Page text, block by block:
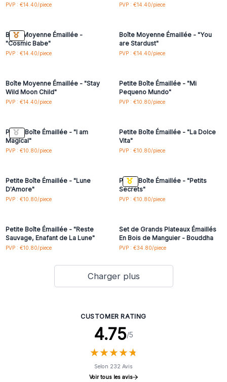
PVP : €14.40/piece PVP : €14.40/piece
Connectez-vous ou
Boîte Moyenne Émaillée -
"Cosmic Babe"
PVP : €14.40/piece
Connectez-vous ou
Boîte Moyenne Émaillée - "You
are Stardust"
PVP : €14.40/piece
Connectez-vous ou
Boîte Moyenne Émaillée - "Stay
Wild Moon Child"
PVP : €14.40/piece
Connectez-vous ou
Petite Boîte Émaillée - "Mi
Pequeno Mundo"
PVP : €10.80/piece
Connectez-vous ou
Petite Boîte Émaillée - "I am
Magical"
PVP : €10.80/piece
Connectez-vous ou
Petite Boîte Émaillée - "La Dolce
Vita"
PVP : €10.80/piece
Connectez-vous ou
Petite Boîte Émaillée - "Lune
D'Amore"
PVP : €10.80/piece
Connectez-vous ou
Petite Boîte Émaillée - "Petits
Secrets"
PVP : €10.80/piece
Connectez-vous ou
Petite Boîte Émaillée - "Reste
Sauvage, Enafant de La Lune"
PVP : €10.80/piece
Connectez-vous ou
Set de Grands Plateaux Émaillés
En Bois de Manguier - Bouddha
PVP : €34.80/piece
Charger plus
CUSTOMER RATING
4.75/5
★★★★★
★★★★★
Selon 232 Avis
Voir tous les avis